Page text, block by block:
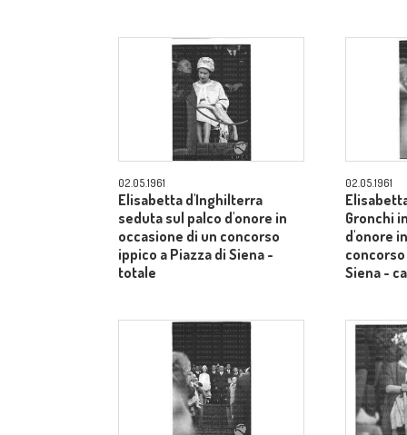
02.05.1961
Elisabetta d'Inghilterra
seduta sul palco d'onore in
occasione di un concorso
ippico a Piazza di Siena -
totale
02.05.1961
Gronchi
d'onore
Siena -